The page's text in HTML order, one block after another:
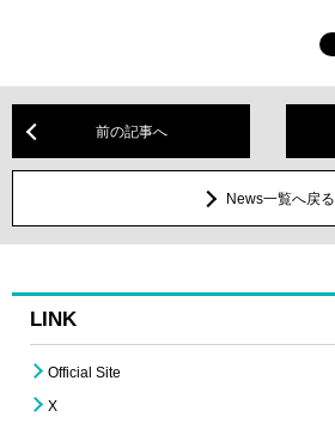
前の記事へ
News一覧へ戻る
LINK
Official Site
X